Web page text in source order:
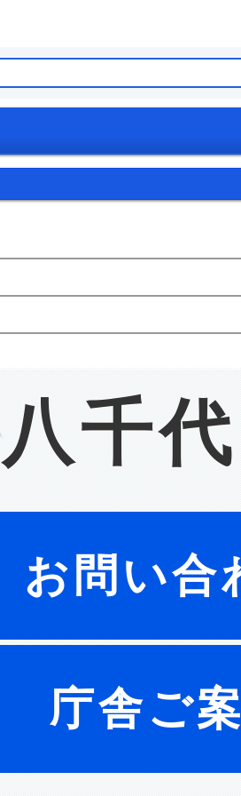
八千
お問い合
庁舎ご